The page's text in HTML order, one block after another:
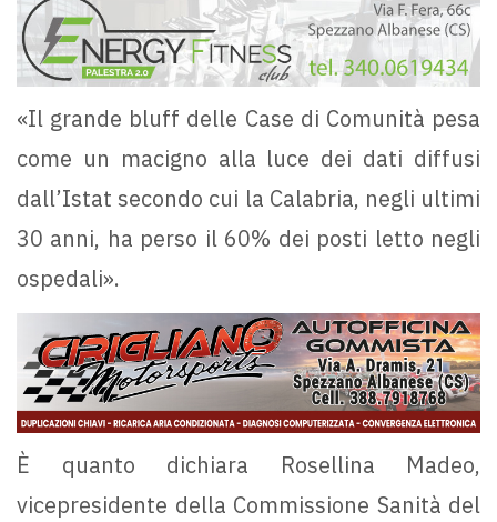
«Il grande bluff delle Case di Comunità pesa
come un macigno alla luce dei dati diffusi
dall’Istat secondo cui la Calabria, negli ultimi
30 anni, ha perso il 60% dei posti letto negli
ospedali».
È quanto dichiara Rosellina Madeo,
vicepresidente della Commissione Sanità del